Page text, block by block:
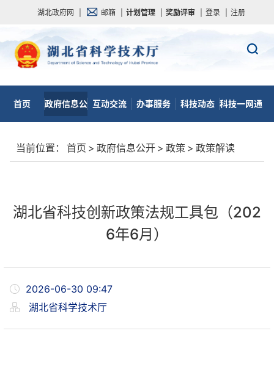
湖北政府网 邮箱 计划管理 奖励评审 登录 注册
首页 政府信息公 互动交流 办事服务 科技动态 科技一网通
当前位置： 首页 > 政府信息公开 > 政策 > 政策解读
湖北省科技创新政策法规工具包（202
6年6月）
2026-06-30 09:47
湖北省科学技术厅